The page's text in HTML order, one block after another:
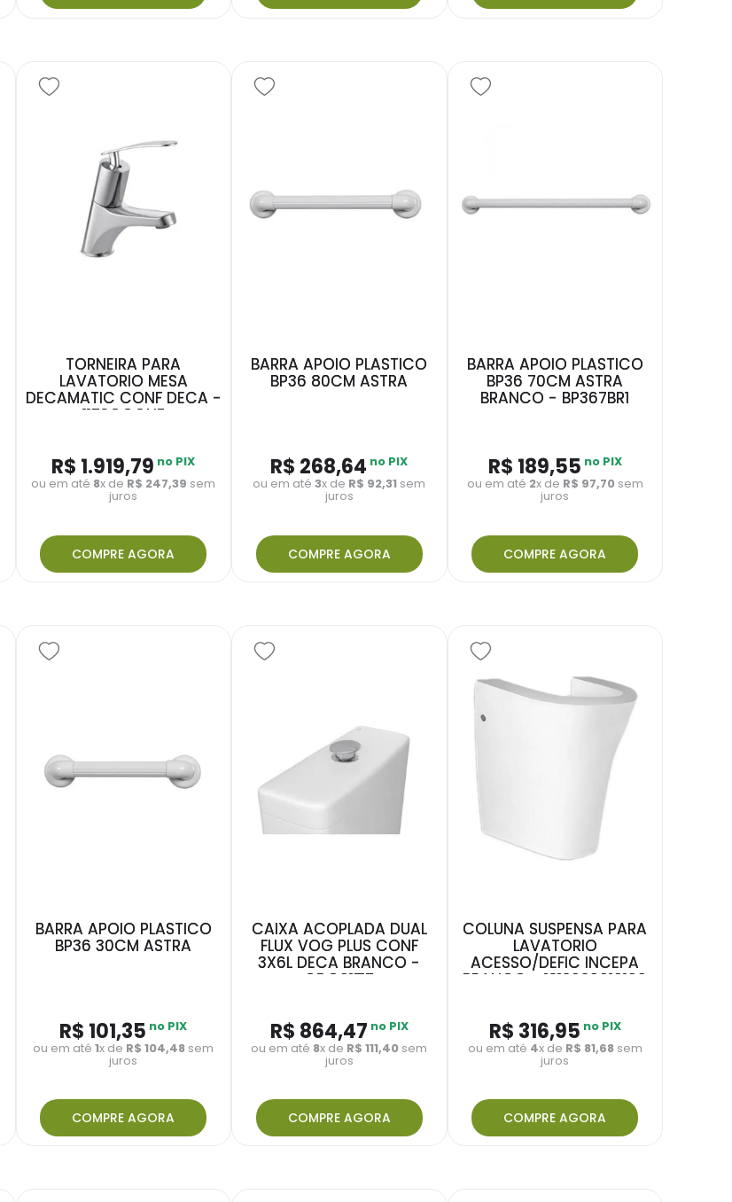
TORNEIRA PARA
LAVATORIO MESA
DECAMATIC CONF DECA -
1173CCONF
R$ 1.919,79 no PIX
ou em até 8x de R$ 247,39 sem
juros
COMPRE AGORA
BARRA APOIO PLASTICO
BP36 80CM ASTRA
R$ 268,64 no PIX
ou em até3x de R$ 92,31 sem
juros
COMPRE AGORA
BARRA APOIO PLASTICO
BP36 70CM ASTRA
BRANCO - BP367BR1
R$ 189,55 no PIX
ou em até 2x de R$ 97,70sem
juros
COMPRE AGORA
BARRA APOIO PLASTICO
BP36 30CM ASTRA
R$ 101,35 no PIX
ou em até1x de R$ 104,48 sem
juros
COMPRE AGORA
CAIXA ACOPLADA DUAL
FLUX VOG PLUS CONF
3X6L DECA BRANCO -
CDC01F17
R$ 864,47 no PIX
ou em até 8x de R$ 111,40 sem
juros
COMPRE AGORA
COLUNA SUSPENSA PARA
LAVATORIO
ACESSO/DEFIC INCEPA
BRANCO - 1312020010100
R$ 316,95 no PIX
ou em até 4x de R$ 81,68 sem
juros
COMPRE AGORA